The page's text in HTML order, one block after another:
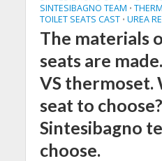
SINTESIBAGNO TEAM •
TOILET SEATS CAST • UREA
The materials
seats are
VS thermoset.
seat to
Sintesibagno
choose.